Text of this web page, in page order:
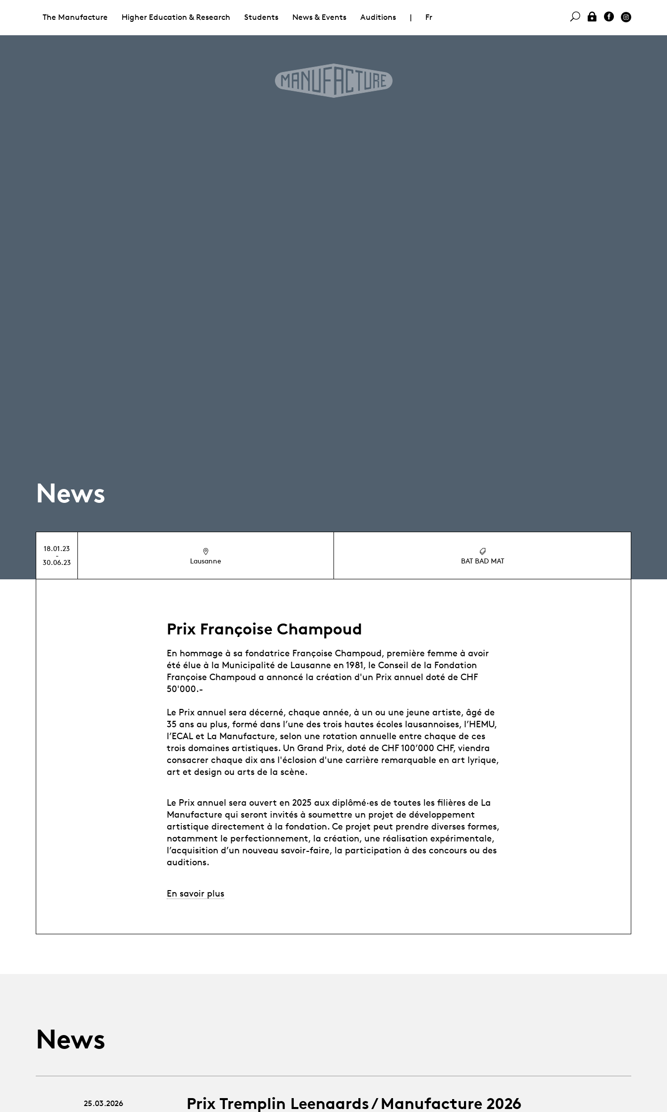
The Manufacture Higher Education & Research Students News & Events Auditions | Fr
News
18.01.23
-
30.06.23
Lausanne BAT BAD MAT
Prix Françoise Champoud
En hommage à sa fondatrice Françoise Champoud, première femme à avoir
été élue à la Municipalité de Lausanne en 1981, le Conseil de la Fondation
Françoise Champoud a annoncé la création d'un Prix annuel doté de CHF
50'000.-
Le Prix annuel sera décerné, chaque année, à un ou une jeune artiste, âgé de
35 ans au plus, formé dans l’une des trois hautes écoles lausannoises, l’HEMU,
l’ECAL et La Manufacture, selon une rotation annuelle entre chaque de ces
trois domaines artistiques. Un Grand Prix, doté de CHF 100’000 CHF, viendra
consacrer chaque dix ans l'éclosion d'une carrière remarquable en art lyrique,
art et design ou arts de la scène.
Le Prix annuel sera ouvert en 2025 aux diplômé·es de toutes les filières de La
Manufacture qui seront invités à soumettre un projet de développement
artistique directement à la fondation. Ce projet peut prendre diverses formes,
notamment le perfectionnement, la création, une réalisation expérimentale,
l’acquisition d’un nouveau savoir-faire, la participation à des concours ou des
auditions.
En savoir plus
News
25.03.2026 Prix Tremplin Leenaards / Manufacture 2026